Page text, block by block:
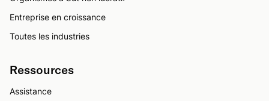
Entreprise en croissance
Toutes les industries
Ressources
Assistance